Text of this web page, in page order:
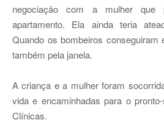
negociação com a mulher que
apartamento. Ela ainda teria
Quando os bombeiros conseguiram
também pela janela.
A criança e a mulher foram
vida e encaminhadas para o
Clínicas.